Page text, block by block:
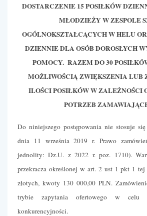
DOSTARCZENIE 15 POSIŁKÓW
MŁODZIEŻY W ZESPOLE
OGÓLNOKSZTAŁCĄCYCH W HELU
DZIENNIE DLA OSÓB DOROSŁYCH
POMOCY. RAZEM DO 30
MOŻLIWOŚCIĄ ZWIĘKSZENIA LUB
ILOŚCI POSIŁKÓW W ZALEŻNOŚCI
POTRZEB
Do niniejszego postępowania nie stosuje
dnia 11 września 2019 r. Prawo
jednolity: Dz.U. z 2022 r. poz. 1710).
przekracza określonej w art. 2 ust 1 pkt 1
złotych, kwoty 130 000,00 PLN.
trybie zapytania ofertowego w celu
konkurencyjności.